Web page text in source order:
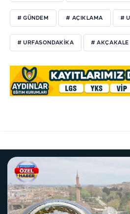
# GÜNDEM # AÇIKLAMA #
# URFASONDAKIKA # AKÇAKALE